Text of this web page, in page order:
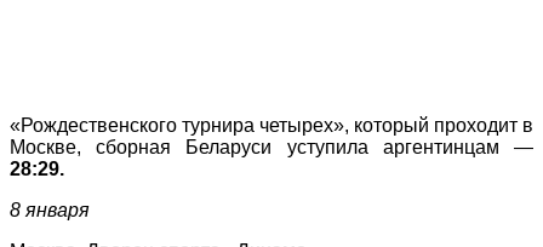
«Рождественского турнира четырех», который проходит в
Москве, сборная Беларуси уступила аргентинцам —
28:29.
8 января